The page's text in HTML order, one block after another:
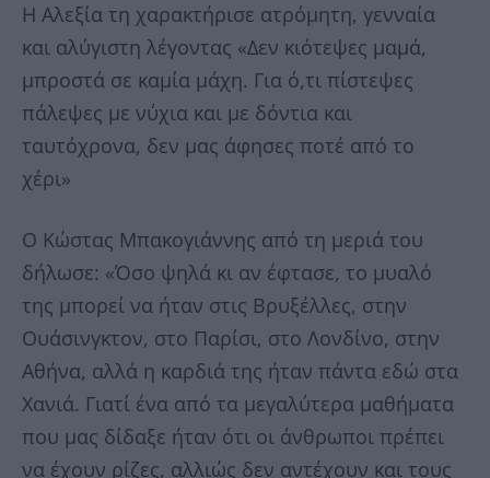
Η Αλεξία τη χαρακτήρισε ατρόμητη, γενναία
και αλύγιστη λέγοντας «Δεν κιότεψες μαμά,
μπροστά σε καμία μάχη. Για ό,τι πίστεψες
πάλεψες με νύχια και με δόντια και
ταυτόχρονα, δεν μας άφησες ποτέ από το
χέρι»
Ο Κώστας Μπακογιάννης από τη μεριά του
δήλωσε: «Όσο ψηλά κι αν έφτασε, το μυαλό
της μπορεί να ήταν στις Βρυξέλλες, στην
Ουάσινγκτον, στο Παρίσι, στο Λονδίνο, στην
Αθήνα, αλλά η καρδιά της ήταν πάντα εδώ στα
Χανιά. Γιατί ένα από τα μεγαλύτερα μαθήματα
που μας δίδαξε ήταν ότι οι άνθρωποι πρέπει
να έχουν ρίζες, αλλιώς δεν αντέχουν και τους